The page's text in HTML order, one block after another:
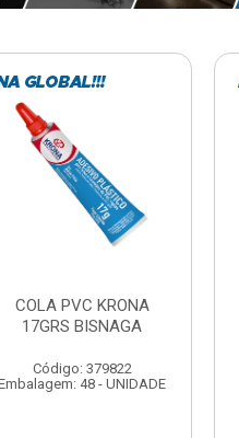
CURVA ELETRODUTO
GALVANIZADO PERFIL
Código: 379867
Embalagem: 1 - UNIDADE